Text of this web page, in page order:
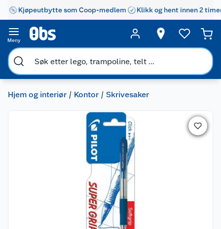
Kjøpeutbytte som Coop-medlem Klikk og hent innen 2
Meny
Hjem og interiør Kontor Skrivesaker